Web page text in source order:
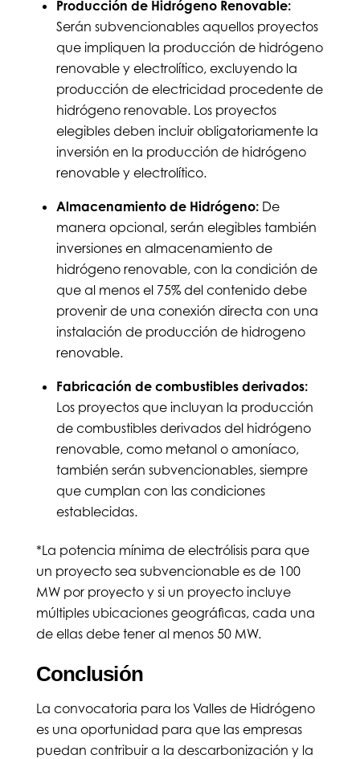
Producción de Hidrógeno Renovable:
Serán subvencionables aquellos proyectos
que impliquen la producción de hidrógeno
renovable y electrolítico, excluyendo la
producción de electricidad procedente de
hidrógeno renovable. Los proyectos
elegibles deben incluir obligatoriamente la
inversión en la producción de hidrógeno
renovable y electrolítico.
Almacenamiento de Hidrógeno: De
manera opcional, serán elegibles también
inversiones en almacenamiento de
hidrógeno renovable, con la condición de
que al menos el 75% del contenido debe
provenir de una conexión directa con una
instalación de producción de hidrogeno
renovable.
Fabricación de combustibles derivados:
Los proyectos que incluyan la producción
de combustibles derivados del hidrógeno
renovable, como metanol o amoníaco,
también serán subvencionables, siempre
que cumplan con las condiciones
establecidas.
*La potencia mínima de electrólisis para que
un proyecto sea subvencionable es de 100
MW por proyecto y si un proyecto incluye
múltiples ubicaciones geográficas, cada una
de ellas debe tener al menos 50 MW.
Conclusión
La convocatoria para los Valles de Hidrógeno
es una oportunidad para que las empresas
puedan contribuir a la descarbonización y la